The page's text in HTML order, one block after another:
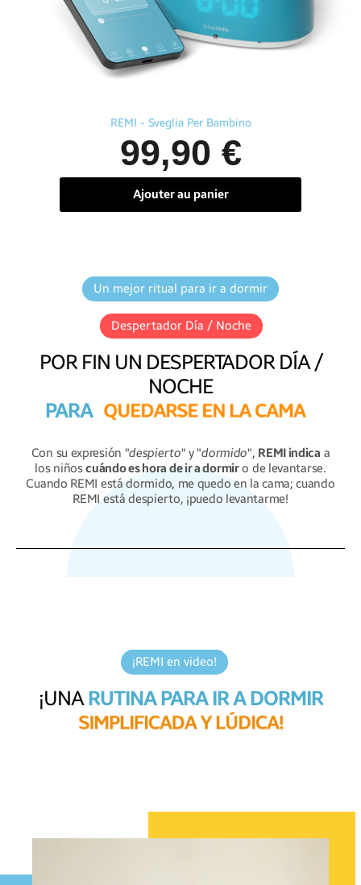
Aperçu rapide
REMI - Sveglia Per Bambino
99,90 €
Ajouter au panier
Un mejor ritual para ir a dormir
Despertador Día / Noche
POR FIN UN DESPERTADOR DÍA /
NOCHE
PARA
S E ENLACAM
MANTENER E
Con su expresión "despierto" y "dormido", REMI indicaa
los niñoscuándo es hora de ir a dormiro de levantarse.
Cuando REMI está dormido, me quedo en la cama; cuando
REMI está despierto, ¡puedo levantarme!
¡REMI en video!
¡UNARUTINA PARA IR A DORMIR
SIMPLIFICADAYLÚDICA